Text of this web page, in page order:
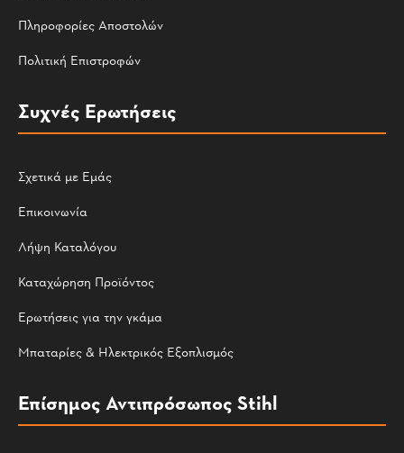
Πληροφορίες Αποστολών
Πολιτική Επιστροφών
Συχνές Ερωτήσεις
Σχετικά με Εμάς
Επικοινωνία
Λήψη Καταλόγου
Καταχώρηση Προϊόντος
Ερωτήσεις για την γκάμα
Μπαταρίες & Ηλεκτρικός Εξοπλισμός
Επίσημος Αντιπρόσωπος Stihl